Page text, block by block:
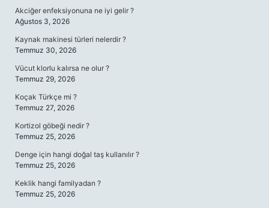
Akciğer enfeksiyonuna ne iyi gelir ?
Ağustos 3, 2026
Kaynak makinesi türleri nelerdir ?
Temmuz 30, 2026
Vücut klorlu kalırsa ne olur ?
Temmuz 29, 2026
Koçak Türkçe mi ?
Temmuz 27, 2026
Kortizol göbeği nedir ?
Temmuz 25, 2026
Denge için hangi doğal taş kullanılır ?
Temmuz 25, 2026
Keklik hangi familyadan ?
Temmuz 25, 2026